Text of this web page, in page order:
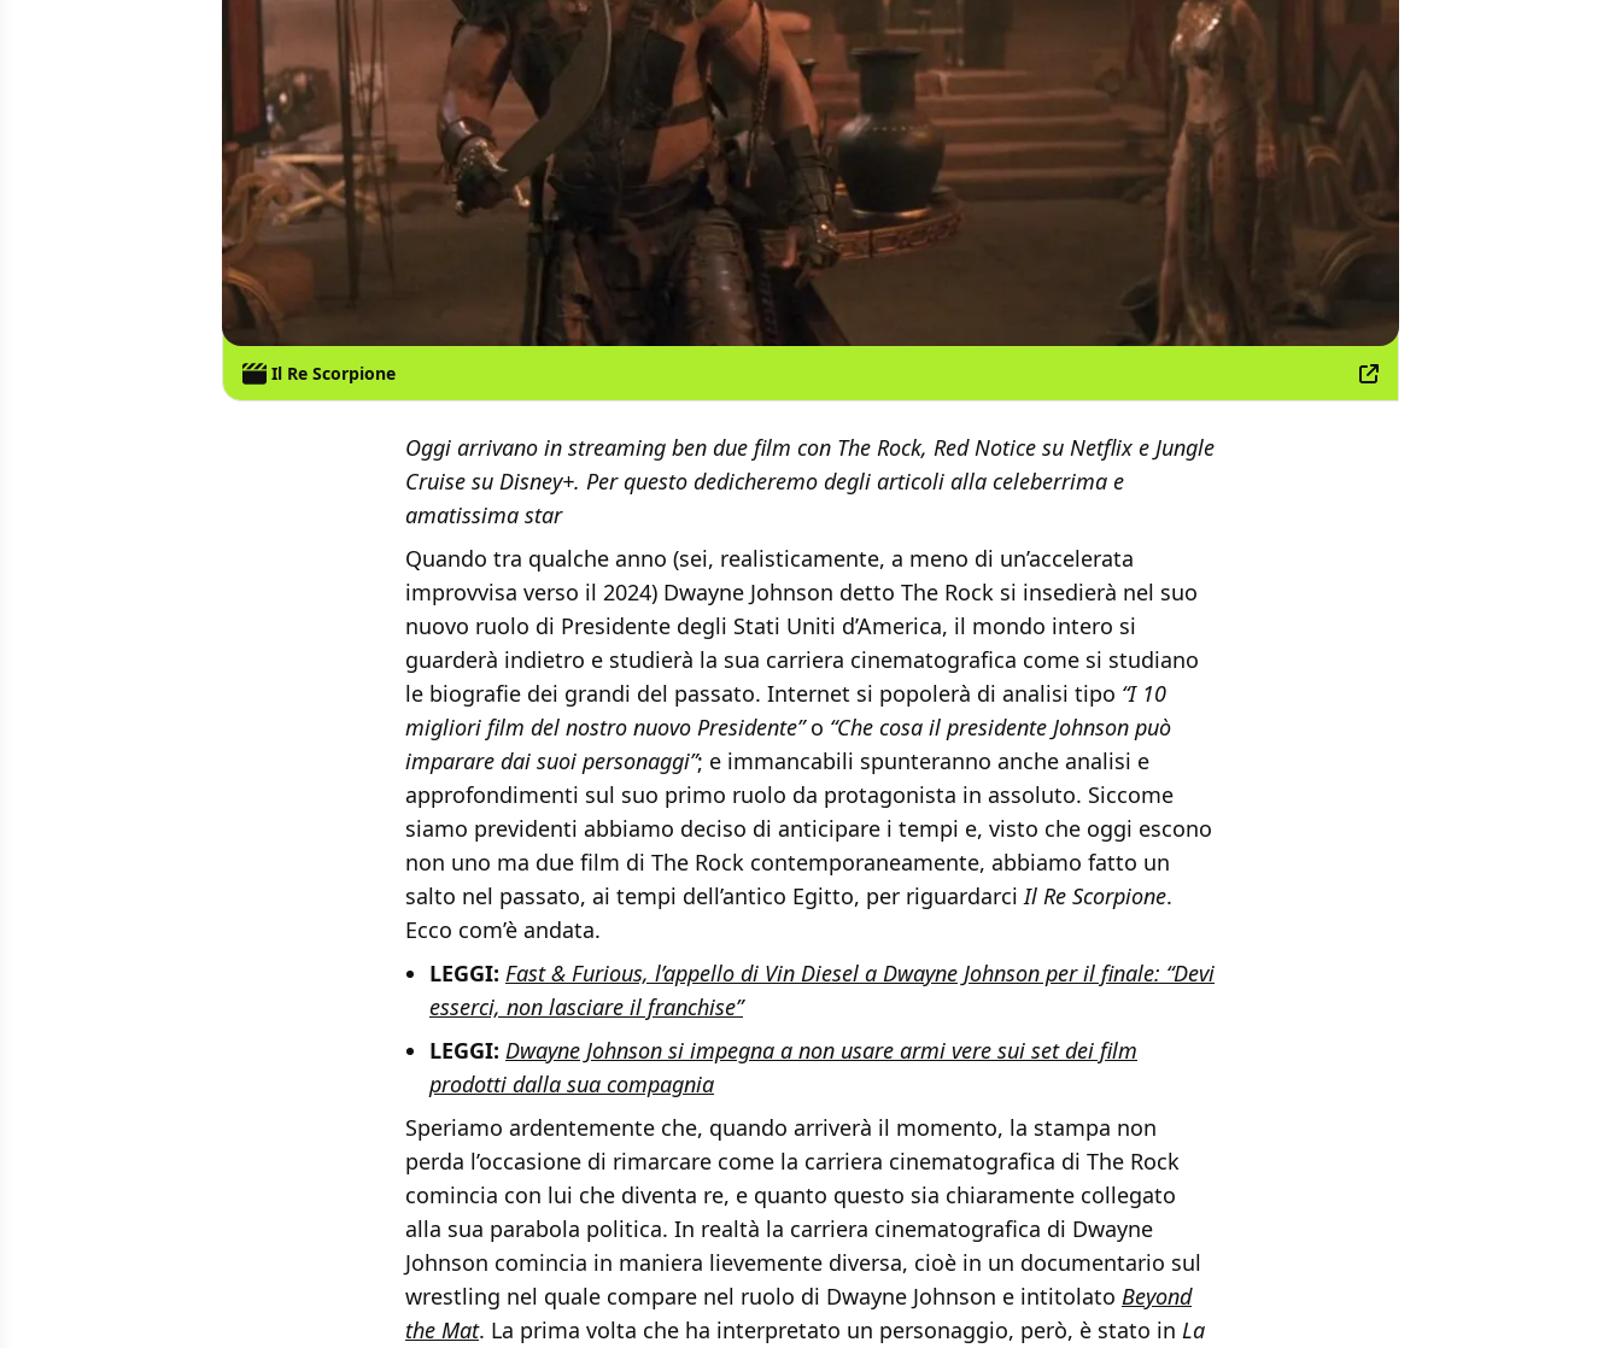
Il Re Scorpione
Oggi arrivano in streaming ben due film con The Rock, Red Notice su Netflix e Jungle
Cruise su Disney+. Per questo dedicheremo degli articoli alla celeberrima e
amatissima star
Quando tra qualche anno (sei, realisticamente, a meno di un’accelerata
improvvisa verso il 2024) Dwayne Johnson detto The Rock si insedierà nel suo
nuovo ruolo di Presidente degli Stati Uniti d’America, il mondo intero si
guarderà indietro e studierà la sua carriera cinematografica come si studiano
le biografie dei grandi del passato. Internet si popolerà di analisi tipo “I 10
migliori film del nostro nuovo Presidente”o “Che cosa il presidente Johnson può
imparare dai suoi personaggi”; e immancabili spunteranno anche analisi e
approfondimenti sul suo primo ruolo da protagonista in assoluto. Siccome
siamo previdenti abbiamo deciso di anticipare i tempi e, visto che oggi escono
non uno ma due film di The Rock contemporaneamente, abbiamo fatto un
salto nel passato, ai tempi dell’antico Egitto, per riguardarciIl Re Scorpione.
Ecco com’è andata.
LEGGI: Fast & Furious, l’appello di Vin Diesel a Dwayne Johnson per il finale: “Devi
esserci, non lasciare il franchise”
LEGGI: Dwayne Johnson si impegna a non usare armi vere sui set dei film
prodotti dalla sua compagnia
Speriamo ardentemente che, quando arriverà il momento, la stampa non
perda l’occasione di rimarcare come la carriera cinematografica di The Rock
comincia con lui che diventa re, e quanto questo sia chiaramente collegato
alla sua parabola politica. In realtà la carriera cinematografica di Dwayne
Johnson comincia in maniera lievemente diversa, cioè in un documentario sul
wrestling nel quale compare nel ruolo di Dwayne Johnson e intitolato Beyond
the Mat. La prima volta che ha interpretato un personaggio, però, è stato in La